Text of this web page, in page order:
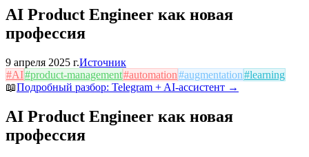
AI Product Engineer как новая
профессия
9 апреля 2025 г.Источник
#AI#product-management#automation#augmentation#learning
📖Подробный разбор: Telegram + AI-ассистент →
AI Product Engineer как новая
профессия